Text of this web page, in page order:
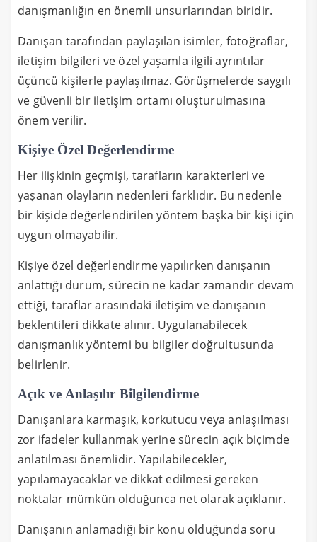
danışmanlığın en önemli unsurlarından biridir.
Danışan tarafından paylaşılan isimler, fotoğraflar,
iletişim bilgileri ve özel yaşamla ilgili ayrıntılar
üçüncü kişilerle paylaşılmaz. Görüşmelerde saygılı
ve güvenli bir iletişim ortamı oluşturulmasına
önem verilir.
Kişiye Özel Değerlendirme
Her ilişkinin geçmişi, tarafların karakterleri ve
yaşanan olayların nedenleri farklıdır. Bu nedenle
bir kişide değerlendirilen yöntem başka bir kişi için
uygun olmayabilir.
Kişiye özel değerlendirme yapılırken danışanın
anlattığı durum, sürecin ne kadar zamandır devam
ettiği, taraflar arasındaki iletişim ve danışanın
beklentileri dikkate alınır. Uygulanabilecek
danışmanlık yöntemi bu bilgiler doğrultusunda
belirlenir.
Açık ve Anlaşılır Bilgilendirme
Danışanlara karmaşık, korkutucu veya anlaşılması
zor ifadeler kullanmak yerine sürecin açık biçimde
anlatılması önemlidir. Yapılabilecekler,
yapılamayacaklar ve dikkat edilmesi gereken
noktalar mümkün olduğunca net olarak açıklanır.
Danışanın anlamadığı bir konu olduğunda soru